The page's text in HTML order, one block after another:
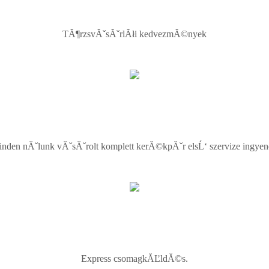
TĂ¶rzsvĂˇsĂˇrlĂłi kedvezmĂ©nyek
nĂˇlunk vĂˇsĂˇrolt komplett kerĂ©kpĂˇr elsĹ‘ szervize
Express csomagkĂĽldĂ©s.